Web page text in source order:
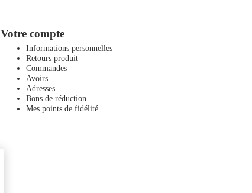
Votre compte
Informations personnelles
Retours produit
Commandes
Avoirs
Adresses
Bons de réduction
Mes points de fidélité